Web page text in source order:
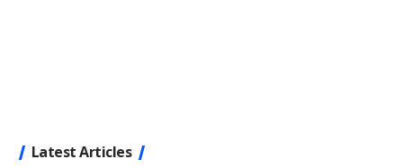
Latest Articles